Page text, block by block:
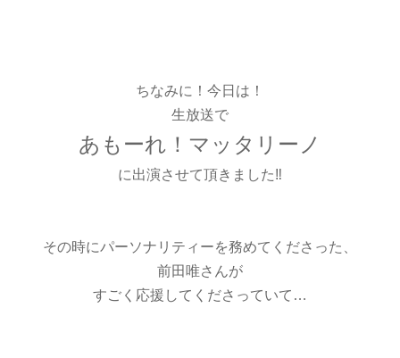
ちなみに！今日は！
生放送で
あもーれ！マッタリーノ
に出演させて頂きました‼️
その時にパーソナリティーを務めてくださった、
前田唯さんが
すごく応援してくださっていて…